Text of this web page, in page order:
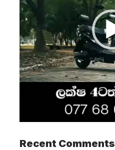
Recent Comments